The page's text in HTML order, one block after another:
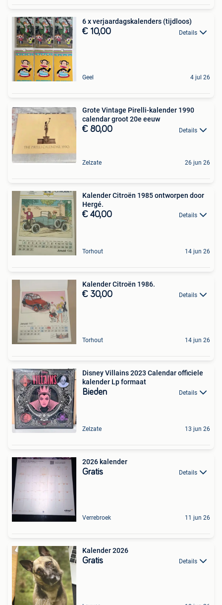
6 x verjaardagskalenders (tijdloos)
€ 10,00 Details
Geel 4 jul 26
Grote Vintage Pirelli-kalender 1990
calendar groot 20e eeuw
€ 80,00 Details
Zelzate 26 jun 26
Kalender Citroën 1985 ontworpen door
Hergé.
€ 40,00 Details
Torhout 14 jun 26
Kalender Citroën 1986.
€ 30,00 Details
Torhout 14 jun 26
Disney Villains 2023 Calendar officiele
kalender Lp formaat
Bieden Details
Zelzate 13 jun 26
2026 kalender
Gratis Details
Verrebroek 11 jun 26
Kalender 2026
Gratis Details